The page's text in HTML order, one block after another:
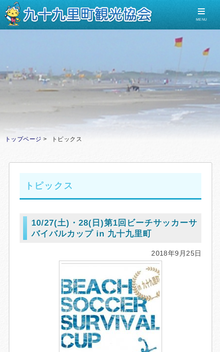
MENU
トップページ トピックス
トピックス
10/27(土)・28(日)第1回ビーチサッカーサ
バイバルカップ in 九十九里町
2018年9月25日